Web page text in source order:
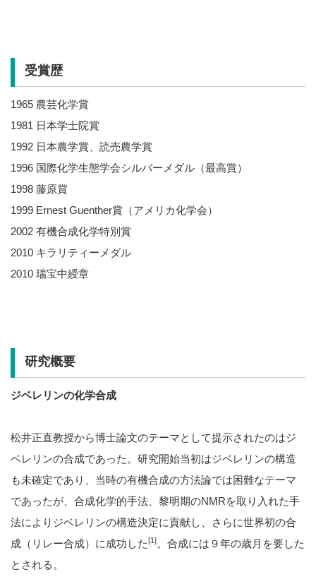
受賞歴
1965 農芸化学賞
1981 日本学士院賞
1992 日本農学賞、読売農学賞
1996 国際化学生態学会シルバーメダル（最高賞）
1998 藤原賞
1999 Ernest Guenther賞（アメリカ化学会）
2002 有機合成化学特別賞
2010 キラリティーメダル
2010 瑞宝中綬章
研究概要
ジベレリンの化学合成
松井正直教授から博士論文のテーマとして提示されたのはジ
ベレリンの合成であった。研究開始当初はジベレリンの構造
も未確定であり、当時の有機合成の方法論では困難なテーマ
であったが、合成化学的手法、黎明期のNMRを取り入れた手
法によりジベレリンの構造決定に貢献し、さらに世界初の合
成（リレー合成）に成功した [1] 。合成には９年の歳月を要した
とされる。